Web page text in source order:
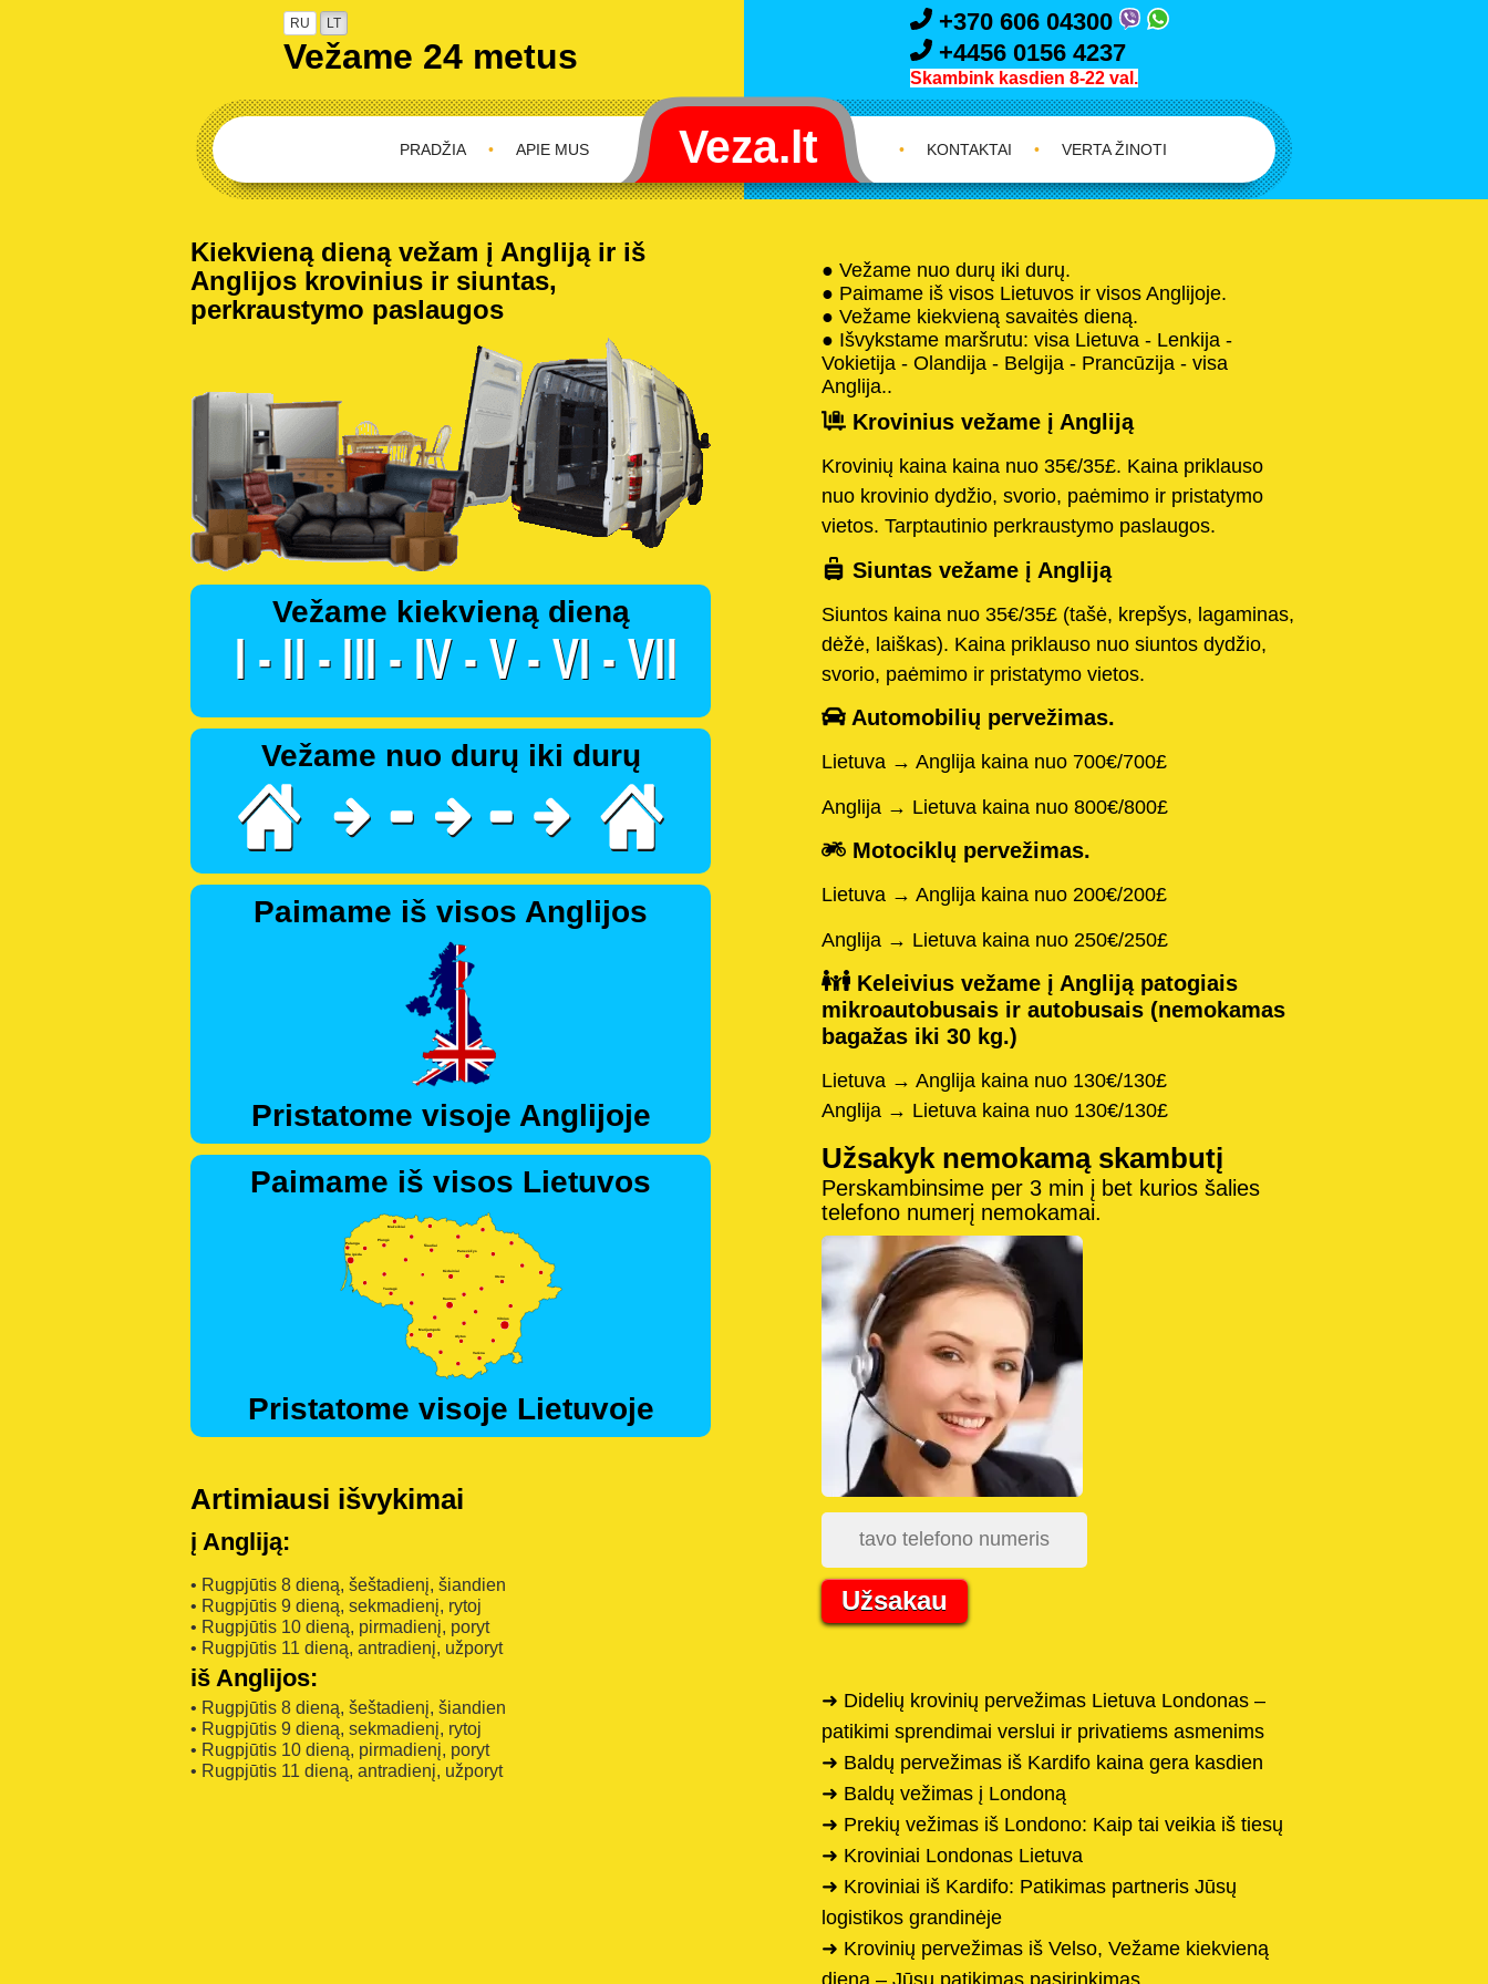
RU LT
Vežame 24 metus
+370 606 04300
+4456 0156 4237
Skambink kasdien 8-22 val.
APIE MUS
•
PRADŽIA • KONTAKTAI • VERTA ŽINOTI
Kiekvieną dieną vežam į Angliją ir iš
Anglijos krovinius ir siuntas,
perkraustymo paslaugos
Vežame kiekvieną dieną
Vežame nuo durų iki durų
Paimame iš visos Anglijos
Pristatome visoje Anglijoje
Paimame iš visos Lietuvos
Pristatome visoje Lietuvoje
Artimiausi išvykimai
į Angliją:
• Rugpjūtis 8 dieną, šeštadienį, šiandien
• Rugpjūtis 9 dieną, sekmadienį, rytoj
• Rugpjūtis 10 dieną, pirmadienį, poryt
• Rugpjūtis 11 dieną, antradienį, užporyt
iš Anglijos:
• Rugpjūtis 8 dieną, šeštadienį, šiandien
• Rugpjūtis 9 dieną, sekmadienį, rytoj
• Rugpjūtis 10 dieną, pirmadienį, poryt
• Rugpjūtis 11 dieną, antradienį, užporyt
● Vežame nuo durų iki durų.
● Paimame iš visos Lietuvos ir visos Anglijoje.
● Vežame kiekvieną savaitės dieną.
● Išvykstame maršrutu: visa Lietuva - Lenkija -
Vokietija - Olandija - Belgija - Prancūzija - visa
Anglija..
Krovinius vežame į Angliją
Krovinių kaina kaina nuo 35€/35£. Kaina priklauso
nuo krovinio dydžio, svorio, paėmimo ir pristatymo
vietos. Tarptautinio perkraustymo paslaugos.
Siuntas vežame į Angliją
Siuntos kaina nuo 35€/35£ (tašė, krepšys, lagaminas,
dėžė, laiškas). Kaina priklauso nuo siuntos dydžio,
svorio, paėmimo ir pristatymo vietos.
Automobilių pervežimas.
Lietuva → Anglija kaina nuo 700€/700£
Anglija → Lietuva kaina nuo 800€/800£
Motociklų pervežimas.
Lietuva → Anglija kaina nuo 200€/200£
Anglija → Lietuva kaina nuo 250€/250£
Keleivius vežame į Angliją patogiais
mikroautobusais ir autobusais (nemokamas
bagažas iki 30 kg.)
Lietuva → Anglija kaina nuo 130€/130£
Anglija → Lietuva kaina nuo 130€/130£
Užsakyk nemokamą skambutį
Perskambinsime per 3 min į bet kurios šalies
telefono numerį nemokamai.
Užsakau
➜ Didelių krovinių pervežimas Lietuva Londonas –
patikimi sprendimai verslui ir privatiems asmenims
➜ Baldų pervežimas iš Kardifo kaina gera kasdien
➜ Baldų vežimas į Londoną
➜ Prekių vežimas iš Londono: Kaip tai veikia iš tiesų
➜ Kroviniai Londonas Lietuva
➜ Kroviniai iš Kardifo: Patikimas partneris Jūsų
logistikos grandinėje
➜ Krovinių pervežimas iš Velso, Vežame kiekvieną
dieną – Jūsų patikimas pasirinkimas